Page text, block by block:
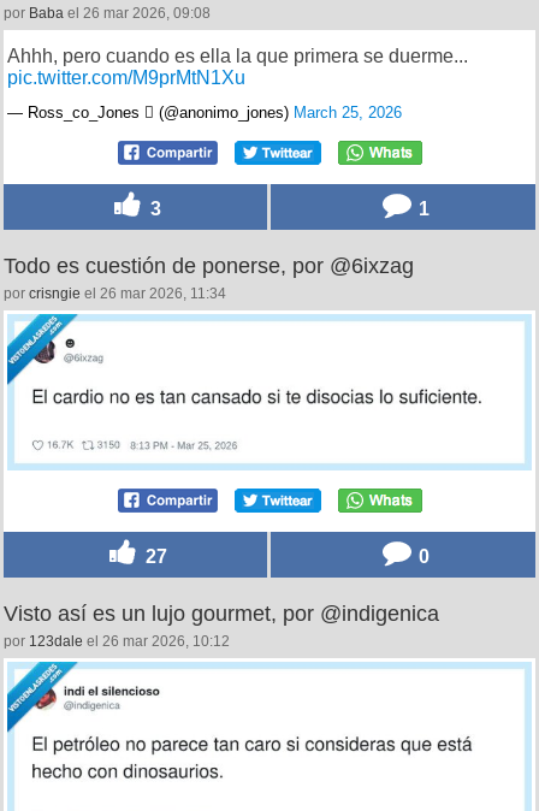
por Baba el 26 mar 2026, 09:08
Ahhh, pero cuando es ella la que primera se duerme...
pic.twitter.com/M9prMtN1Xu
— Ross_co_Jones  (@anonimo_jones) March 25, 2026
3 1
Todo es cuestión de ponerse, por @6ixzag
por crisngie el 26 mar 2026, 11:34
27 0
Visto así es un lujo gourmet, por @indigenica
por 123dale el 26 mar 2026, 10:12